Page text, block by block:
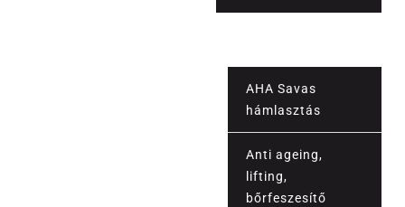
AHA Savas
hámlasztás
Anti ageing,
lifting,
bőrfeszesítő